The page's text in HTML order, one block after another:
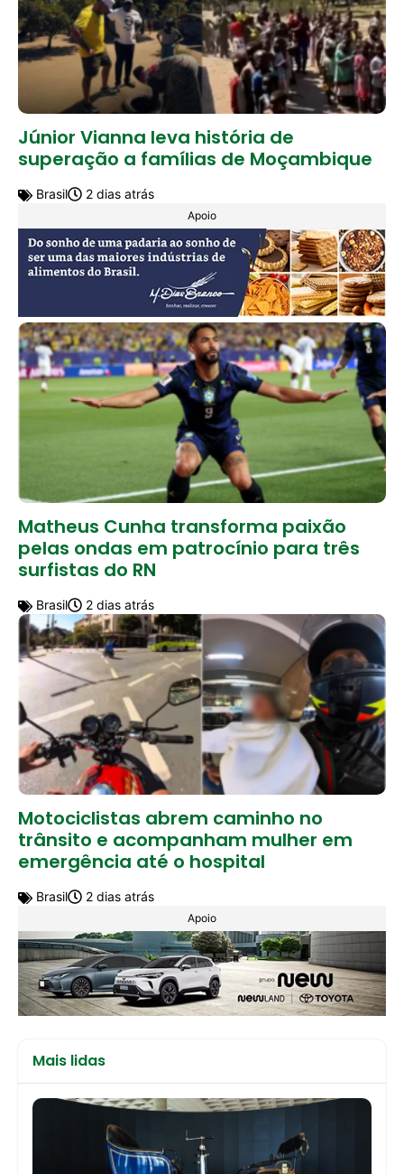
Júnior Vianna leva história de
superação a famílias de Moçambique
Brasil 2 dias atrás
Apoio
Matheus Cunha transforma paixão
pelas ondas em patrocínio para três
surfistas do RN
Brasil 2 dias atrás
Motociclistas abrem caminho no
trânsito e acompanham mulher em
emergência até o hospital
Brasil 2 dias atrás
Apoio
Mais lidas